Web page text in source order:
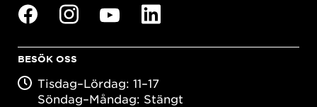
BESÖK OSS
Tisdag–Lördag: 11–17
Söndag–Måndag: Stängt